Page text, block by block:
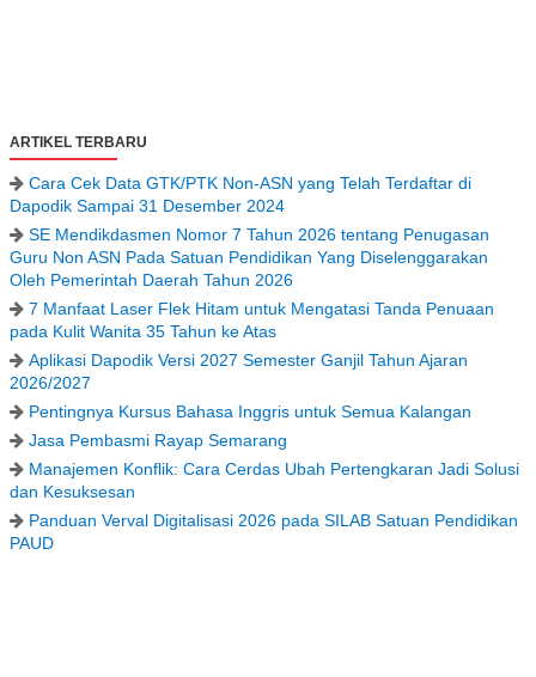
ARTIKEL TERBARU
Cara Cek Data GTK/PTK Non-ASN yang Telah Terdaftar di
Dapodik Sampai 31 Desember 2024
SE Mendikdasmen Nomor 7 Tahun 2026 tentang Penugasan
Guru Non ASN Pada Satuan Pendidikan Yang Diselenggarakan
Oleh Pemerintah Daerah Tahun 2026
7 Manfaat Laser Flek Hitam untuk Mengatasi Tanda Penuaan
pada Kulit Wanita 35 Tahun ke Atas
Aplikasi Dapodik Versi 2027 Semester Ganjil Tahun Ajaran
2026/2027
Pentingnya Kursus Bahasa Inggris untuk Semua Kalangan
Jasa Pembasmi Rayap Semarang
Manajemen Konflik: Cara Cerdas Ubah Pertengkaran Jadi Solusi
dan Kesuksesan
Panduan Verval Digitalisasi 2026 pada SILAB Satuan Pendidikan
PAUD